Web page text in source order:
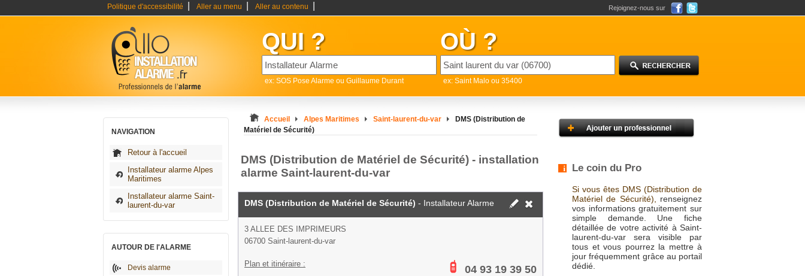
Politique d'accessibilité Aller au menu Aller au contenu Rejoignez-nous sur
QUI ?
ex: SOS Pose Alarme ou Guillaume Durant
OÙ ?
ex: Saint Malo ou 35400
NAVIGATION
Retour à l'accueil
Installateur alarme Alpes
Maritimes
Installateur alarme Saint-
laurent-du-var
AUTOUR DE l'ALARME
Devis alarme
Accueil Alpes Maritimes Saint-laurent-du-var
DMS (Distribution de
Matériel de Sécurité)
DMS (Distribution de Matériel de Sécurité) - installation
alarme Saint-laurent-du-var
DMS (Distribution de Matériel de Sécurité) - Installateur Alarme
3 ALLEE DES IMPRIMEURS
06700 Saint-laurent-du-var
Plan et itinéraire : 04 93 19 39 50
Le coin du Pro
Si vous êtes DMS (Distribution de
Matériel de Sécurité),
renseignez
vos informations gratuitement sur
simple demande. Une fiche
détaillée de votre activité à Saint-
laurent-du-var sera visible par
tous et vous pourrez la mettre à
jour fréquemment grâce au portail
dédié.